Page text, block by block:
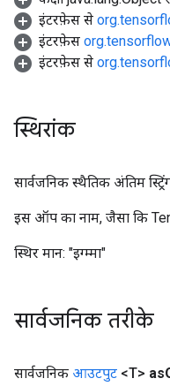
इंटरफ़ेस से
इंटरफ़ेस
इंटरफ़ेस से
स्थिरांक
सार्वजनिक स्थैतिक अंतिम
इस ऑप का नाम, जैसा कि
स्थिर मान: "इग्म्मा"
सार्वजनिक तरीके
सार्वजनिक आउटपुट <T> as